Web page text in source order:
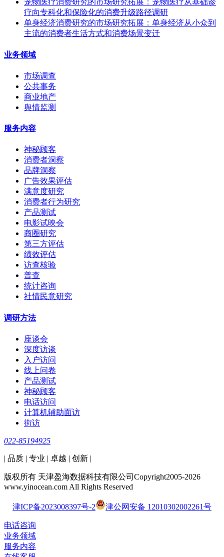
宠物医疗消费研究的市场研究拓展：宠物医疗从基础诊
疗向专科化和保险化的消费升级路径调研
单身经济消费研究的市场研究拓展：单身经济从小众到
主流的消费者生活方式和消费场景变迁
业务领域
市场调查
公共事务
商业地产
舆情监测
服务内容
神秘顾客
消费者洞察
品牌洞察
广告效果评估
满意度研究
消费者行为研究
产品测试
电影试映会
商圈研究
第三方评估
绩效评估
访查核验
普查
统计咨询
社情民意研究
调研方法
座谈会
深度访谈
入户访问
线上问卷
产品测试
神秘顾客
电话访问
计算机辅助面访
街访
022-85194925
| 品质 | 专业 | 卓越 | 创新 |
版权所有 天津盈海数据科技有限公司Copyright2005-2026
www.yinocean.com All Rights Reserved
津ICP备2023008397号-2 津公网安备 12010302002261号
电话咨询
业务领域
服务内容